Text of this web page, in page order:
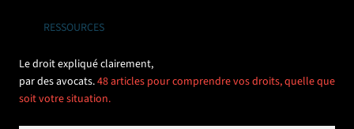
RESSOURCES
Le droit expliqué clairement,
par des avocats.48 articles pour comprendre vos droits, quelle que
soit votre situation.